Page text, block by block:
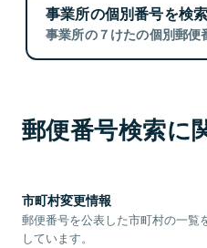
事業所の個別番号を検
事業所の７けたの個別郵便
郵便番号検索に
市町村変更情報
郵便番号を公表した市町村の一覧
しています。